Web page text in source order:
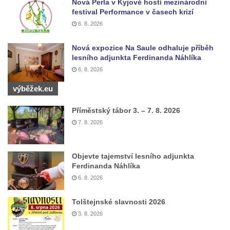
Centrální kříž bývalého hřbitova v Horním
Chlumu
Kříž jižně od Prysku
Boží muka svatého Floriána v Mezné
Neugebauerův kříž východně od Sloupu v
Čechách
Kříž u kostela Zvěstování Panny Marie v
Duchcově
Údajný kříž před kostelem svatých Petra a
Pavla v Jeníkově
Kříž na návsi v Jeníkově
Kříž na křižovatce v Teplické ulici v Lahošti
Kříž U Pěti lip na pastvině severovýchodně
od Mikulášovic
Kříž na rozcestí u domu čp. 123 v
Nová Perla v Kyjově hostí mezinárodní
festival Performance v časech krizí
6. 8. 2026
Nová expozice Na Saule odhaluje příběh
lesního adjunkta Ferdinanda Náhlíka
6. 8. 2026
výběžek.eu
Příměstský tábor 3. – 7. 8. 2026
7. 8. 2026
Objevte tajemství lesního adjunkta
Ferdinanda Náhlíka
6. 8. 2026
Tolštejnské slavnosti 2026
3. 8. 2026